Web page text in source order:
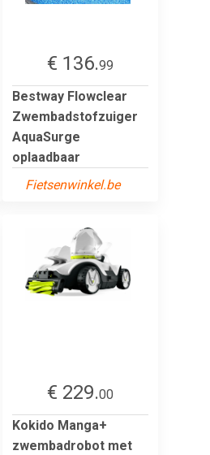
€ 136.99
Bestway Flowclear
Zwembadstofzuiger
AquaSurge
oplaadbaar
Fietsenwinkel.be
€ 229.00
Kokido Manga+
zwembadrobot met